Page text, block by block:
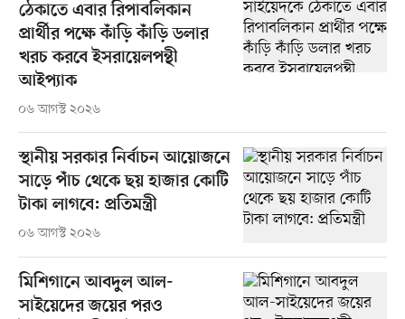
ঠেকাতে এবার রিপাবলিকান
প্রার্থীর পক্ষে কাঁড়ি কাঁড়ি ডলার
খরচ করবে ইসরায়েলপন্থী
আইপ্যাক
০৬ আগস্ট ২০২৬
স্থানীয় সরকার নির্বাচন আয়োজনে
সাড়ে পাঁচ থেকে ছয় হাজার কোটি
টাকা লাগবে: প্রতিমন্ত্রী
০৬ আগস্ট ২০২৬
মিশিগানে আবদুল আল-
সাইয়েদের জয়ের পরও